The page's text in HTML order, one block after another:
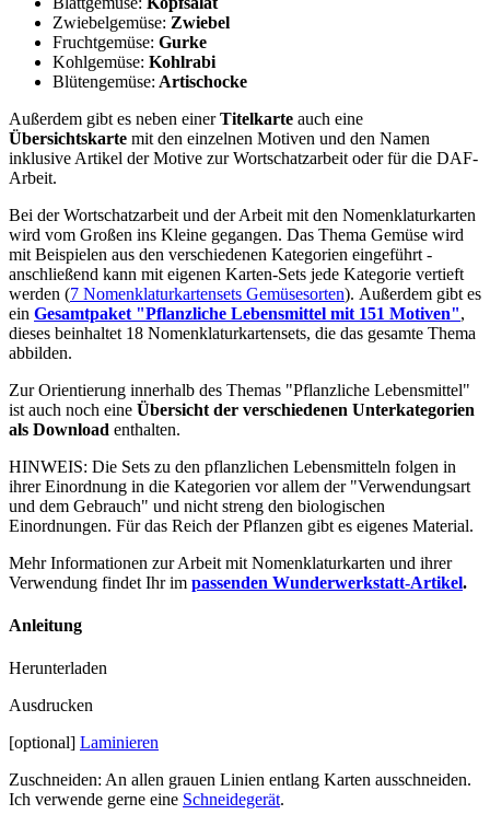
Zwiebelgemüse: Zwiebel
Fruchtgemüse: Gurke
Kohlgemüse: Kohlrabi
Blütengemüse: Artischocke
Außerdem gibt es neben einerTitelkarte auch eine
Übersichtskarte mit den einzelnen Motiven und den Namen
inklusive Artikel der Motive zur Wortschatzarbeit oder für die DAF-
Arbeit.
Bei der Wortschatzarbeit und der Arbeit mit den Nomenklaturkarten
wird vom Großen ins Kleine gegangen. Das Thema Gemüse wird
mit Beispielen aus den verschiedenen Kategorien eingeführt -
anschließend kann mit eigenen Karten-Sets jede Kategorie vertieft
werden (7 Nomenklaturkartensets Gemüsesorten). Außerdem gibt es
ein Gesamtpaket "Pflanzliche Lebensmittel mit 151 Motiven",
dieses beinhaltet 18 Nomenklaturkartensets, die das gesamte Thema
abbilden.
Zur Orientierung innerhalb des Themas "Pflanzliche Lebensmittel"
ist auch noch eine Übersicht der verschiedenen Unterkategorien
als Download enthalten.
HINWEIS: Die Sets zu den pflanzlichen Lebensmitteln folgen in
ihrer Einordnung in die Kategorien vor allem der "Verwendungsart
und dem Gebrauch" und nicht streng den biologischen
Einordnungen. Für das Reich der Pflanzen gibt es eigenes Material.
Mehr Informationen zur Arbeit mit Nomenklaturkarten und ihrer
Verwendung findet Ihr im passenden Wunderwerkstatt-Artikel.
Anleitung
Herunterladen
Ausdrucken
[optional] Laminieren
Zuschneiden: An allen grauen Linien entlang Karten ausschneiden.
Ich verwende gerne eine Schneidegerät.